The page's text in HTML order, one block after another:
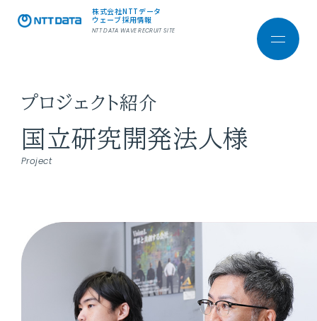
株式会社NTTデータ
ウェーブ採用情報
NTT DATA WAVE RECRUIT SITE
株式会社NTTデータ ウェーブ
コーポレートサイト
会社を知る
採用メッセージ
プロジェクト紹介
国立研究開発法人様
Project